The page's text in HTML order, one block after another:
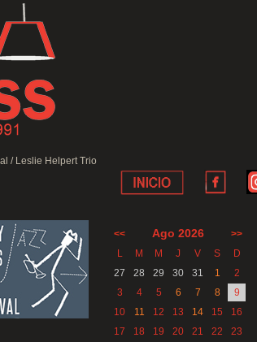
/ Leslie Helpert Trio
<< Ago 2026
>>
L
M M J V S
D
27
28 29 30 31 1
2
3
4 5 6 7 8
9
10
11 12 13 14 15
16
17
18 19 20 21 22
23